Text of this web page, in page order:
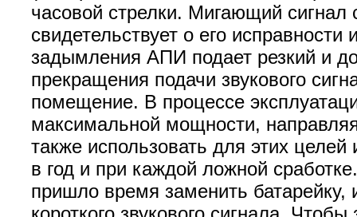
часовой стрелки. Мигающий сигнал
свидетельствует о его
задымления АПИ подает резкий и
прекращения подачи звукового
помещение. В процессе
максимальной мощности,
также использовать для этих
в год и при каждой ложной
пришло время заменить батарейку,